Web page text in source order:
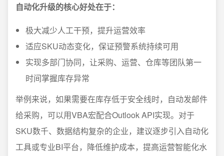
自动化升级的核心好处在于：
极大减少人工干预，提升运营效率
适应SKU动态变化，保证预警系统持续可用
实现多部门协同，让采购、运营、仓库等团队第一
时间掌握库存异常
举例来说，如果需要在库存低于安全线时，自动发邮件
给采购，可以用VBA宏配合Outlook API实现。对于
SKU数千、数据结构复杂的企业，建议逐步引入自动化
工具或专业BI平台，降低维护成本，提高运营智能化水